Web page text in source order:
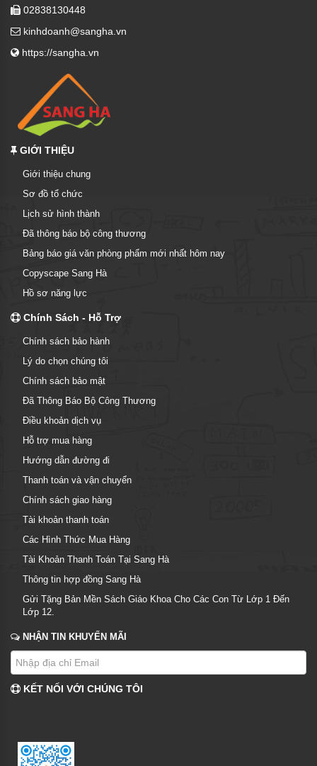
02838130448
kinhdoanh@sangha.vn
https://sangha.vn
GIỚI THIỆU
Giới thiệu chung
Sơ đồ tổ chức
Lịch sử hình thành
Đã thông báo bộ công thương
Bảng báo giá văn phòng phẩm mới nhất hôm nay
Copyscape Sang Hà
Hồ sơ năng lực
Chính Sách - Hỗ Trợ
Chính sách bảo hành
Lý do chọn chúng tôi
Chính sách bảo mật
Đã Thông Báo Bộ Công Thương
Điều khoản dịch vụ
Hỗ trợ mua hàng
Hướng dẫn đường đi
Thanh toán và vận chuyển
Chính sách giao hàng
Tài khoản thanh toán
Các Hình Thức Mua Hàng
Tài Khoản Thanh Toán Tại Sang Hà
Thông tin hợp đồng Sang Hà
Gửi Tặng Bản Mền Sách Giáo Khoa Cho Các Con Từ Lớp 1 Đến
Lớp 12.
NHẬN TIN KHUYẾN MÃI
KẾT NỐI VỚI CHÚNG TÔI